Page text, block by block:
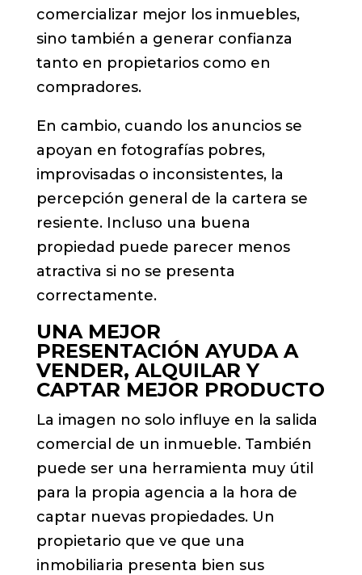
comercializar mejor los inmuebles,
sino también a generar confianza
tanto en propietarios como en
compradores.
En cambio, cuando los anuncios se
apoyan en fotografías pobres,
improvisadas o inconsistentes, la
percepción general de la cartera se
resiente. Incluso una buena
propiedad puede parecer menos
atractiva si no se presenta
correctamente.
UNA MEJOR
PRESENTACIÓN AYUDA A
VENDER, ALQUILAR Y
CAPTAR MEJOR PRODUCTO
La imagen no solo influye en la salida
comercial de un inmueble. También
puede ser una herramienta muy útil
para la propia agencia a la hora de
captar nuevas propiedades. Un
propietario que ve que una
inmobiliaria presenta bien sus